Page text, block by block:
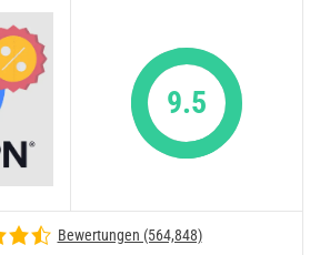
9.5
Bewertungen (564,848)